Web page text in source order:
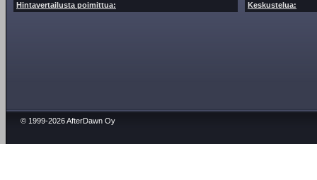
Hintavertailusta poimittua: Keskustelua:
© 1999-2026 AfterDawn Oy